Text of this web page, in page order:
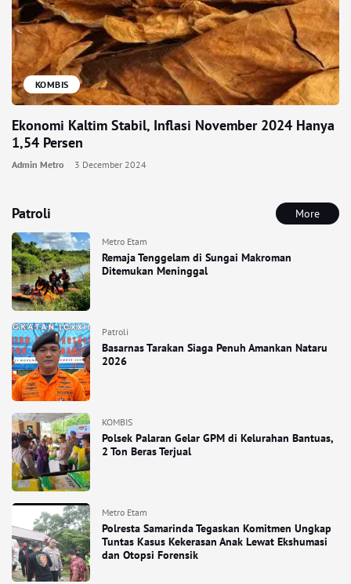
Patroli More
Metro Etam
Remaja Tenggelam di Sungai Makroman
Ditemukan Meninggal
Patroli
Basarnas Tarakan Siaga Penuh Amankan Nataru
2026
KOMBIS
Polsek Palaran Gelar GPM di Kelurahan Bantuas,
2 Ton Beras Terjual
Metro Etam
Polresta Samarinda Tegaskan Komitmen Ungkap
Tuntas Kasus Kekerasan Anak Lewat Ekshumasi
dan Otopsi Forensik
KOMBIS
Ekonomi Kaltim Stabil, Inflasi November 2024 Hanya
1,54 Persen
Admin Metro 3 December 2024